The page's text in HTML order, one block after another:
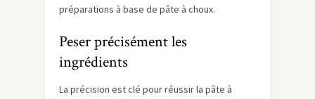
préparations à base de pâte à choux.
Peser précisément les
ingrédients
La précision est clé pour réussir la pâte à